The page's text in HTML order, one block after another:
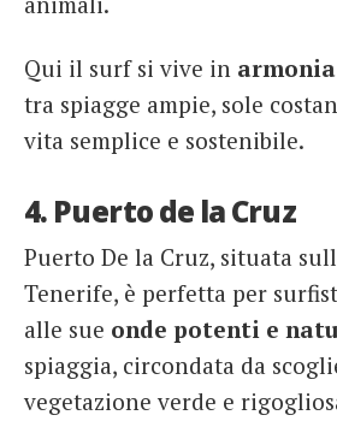
Qui il surf si vive in
tra spiagge ampie, sole
vita semplice e sostenibile.
4. Puerto de la Cruz
Puerto De la Cruz, situata
Tenerife, è perfetta per
alle sue onde potenti e
spiaggia, circondata da
vegetazione verde e